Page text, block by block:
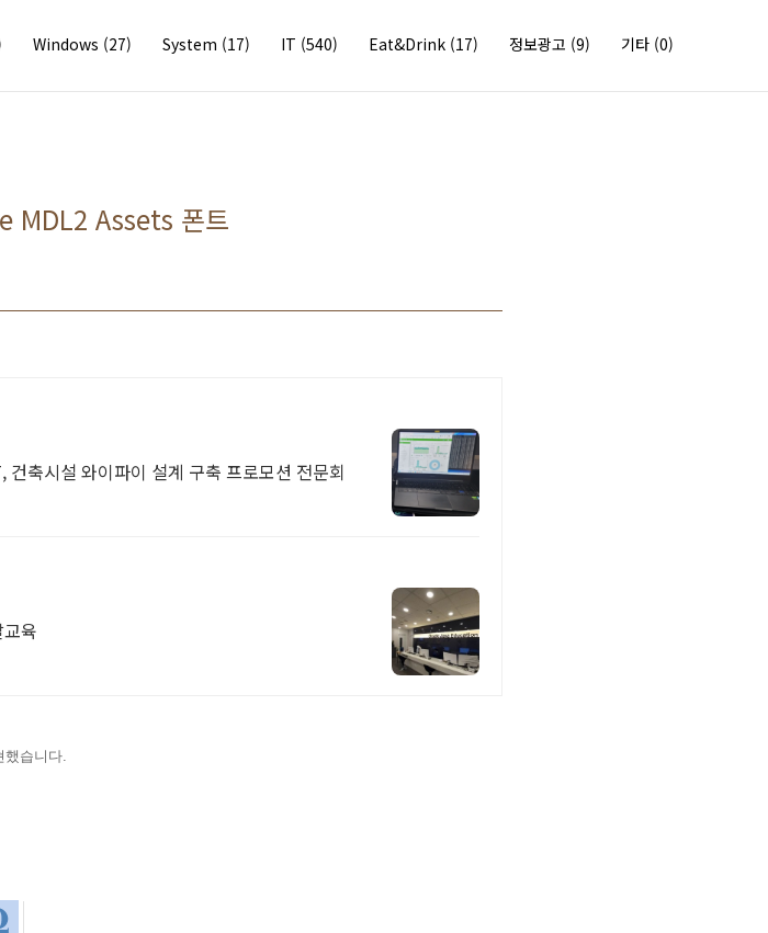
Windows (27) System (17) IT (540) Eat&Drink (17) 정보광고 (9) 기타 (0)
MDL2 Assets 폰트
축시설 와이파이 설계 구축 프로모션 전문회
육
했습니다.